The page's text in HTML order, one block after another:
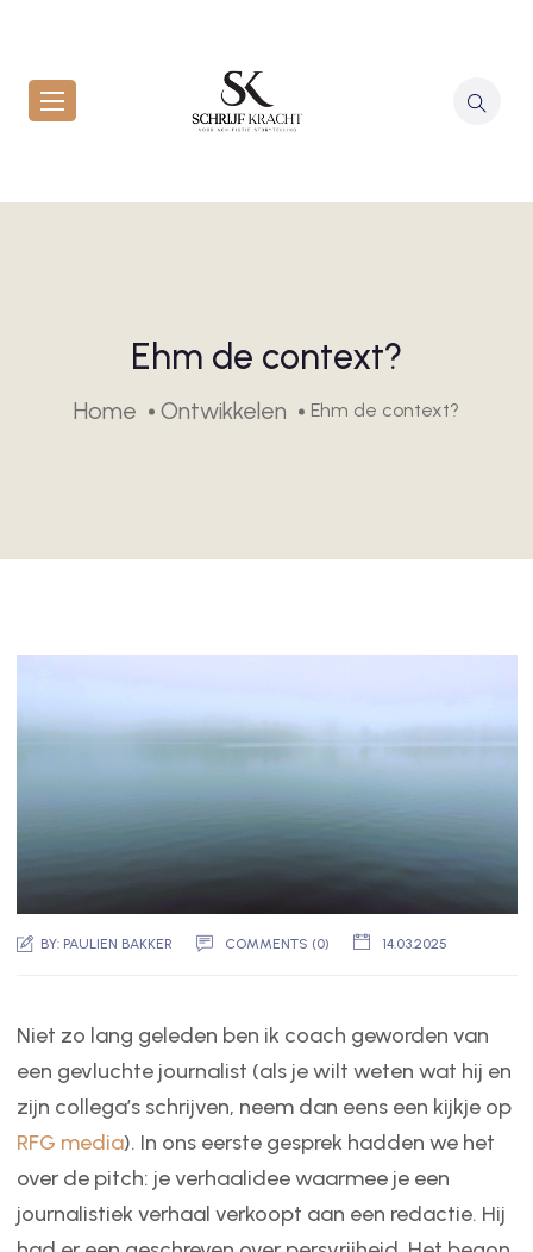
Ehm de context?
Home Ontwikkelen Ehm de context?
BY: PAULIEN BAKKER COMMENTS (0) 14.03.2025
Niet zo lang geleden ben ik coach geworden van
een gevluchte journalist (als je wilt weten wat hij en
zijn collega’s schrijven, neem dan eens een kijkje op
RFG media). In ons eerste gesprek hadden we het
over de pitch: je verhaalidee waarmee je een
journalistiek verhaal verkoopt aan een redactie. Hij